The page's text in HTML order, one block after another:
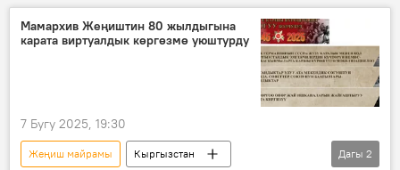
Мамархив Жеңиштин 80 жылдыгына
карата виртуалдык көргөзмө уюштурду
7 Бугу 2025, 19:30
Жеңиш майрамы
Кыргызстан
Дагы 2